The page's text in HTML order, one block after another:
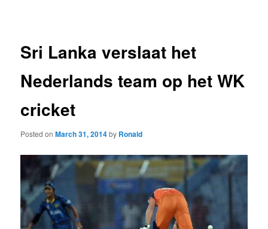
Sri Lanka verslaat het
Nederlands team op het WK
cricket
Posted onMarch 31, 2014by Ronald